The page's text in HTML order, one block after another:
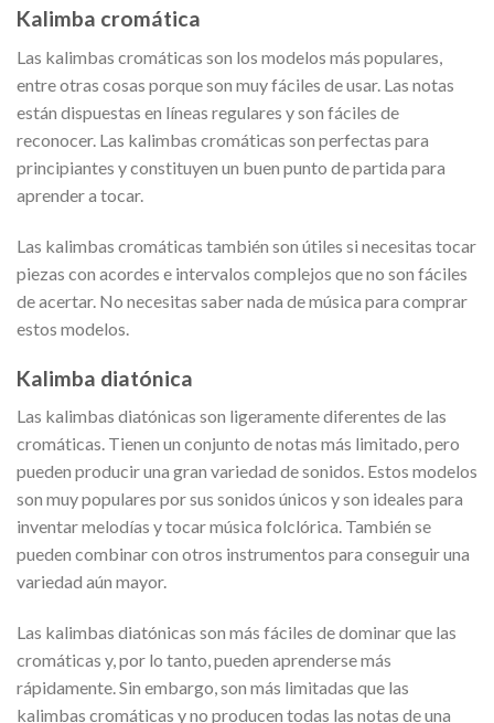
Kalimba cromática
Las kalimbas cromáticas son los modelos más populares,
entre otras cosas porque son muy fáciles de usar. Las notas
están dispuestas en líneas regulares y son fáciles de
reconocer. Las kalimbas cromáticas son perfectas para
principiantes y constituyen un buen punto de partida para
aprender a tocar.
Las kalimbas cromáticas también son útiles si necesitas tocar
piezas con acordes e intervalos complejos que no son fáciles
de acertar. No necesitas saber nada de música para comprar
estos modelos.
Kalimba diatónica
Las kalimbas diatónicas son ligeramente diferentes de las
cromáticas. Tienen un conjunto de notas más limitado, pero
pueden producir una gran variedad de sonidos. Estos modelos
son muy populares por sus sonidos únicos y son ideales para
inventar melodías y tocar música folclórica. También se
pueden combinar con otros instrumentos para conseguir una
variedad aún mayor.
Las kalimbas diatónicas son más fáciles de dominar que las
cromáticas y, por lo tanto, pueden aprenderse más
rápidamente. Sin embargo, son más limitadas que las
kalimbas cromáticas y no producen todas las notas de una